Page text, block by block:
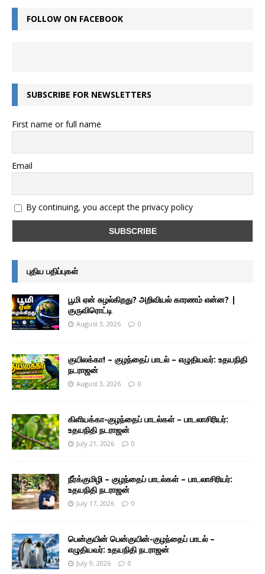
FOLLOW ON FACEBOOK
SUBSCRIBE FOR NEWSLETTERS
First name or full name
Email
By continuing, you accept the privacy policy
புதிய பதிப்புகள்
பூமி ஏன் சுழல்கிறது? அறிவியல் காரணம் என்ன? |
குருவிரொட்டி
August 3, 2026 0
குயிலக்கா! – குழந்தைப் பாடல் – எழுதியவர்: உதயநிதி
நடராஜன்
August 3, 2026 0
கிளியக்கா-குழந்தைப் பாடல்கள் – பாடலாசிரியர்:
உதயநிதி நடராஜன்
July 21, 2026 0
நீர்க்குமிழி – குழந்தைப் பாடல்கள் – பாடலாசிரியர்:
உதயநிதி நடராஜன்
July 17, 2026 0
பென்குயின் பென்குயின்-குழந்தைப் பாடல் –
எழுதியவர்: உதயநிதி நடராஜன்
July 9, 2026 0